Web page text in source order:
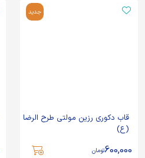
جدید
قاب دکوری رزین مولتی طرح الرضا
(ع)
600,000تومان